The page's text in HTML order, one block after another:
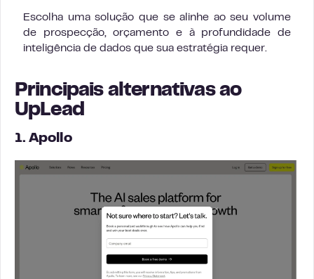
Escolha uma solução que se alinhe ao seu volume
de prospecção, orçamento e à profundidade de
inteligência de dados que sua estratégia requer.
Principais alternativas ao
UpLead
1. Apollo